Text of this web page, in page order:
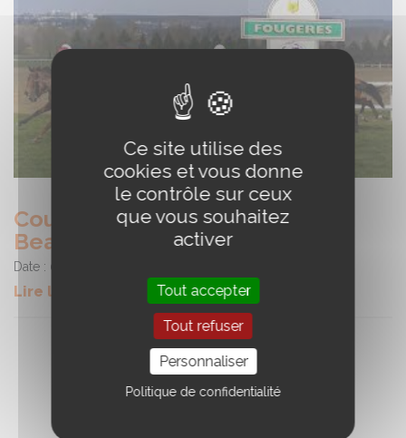
Course - Hippodrome Joseph
Beaumont
Date : 09/06/2024
Lire la suite
Ce site utilise des
cookies et vous donne
le contrôle sur ceux
que vous souhaitez
activer
Tout accepter
Tout refuser
Personnaliser
Politique de confidentialité